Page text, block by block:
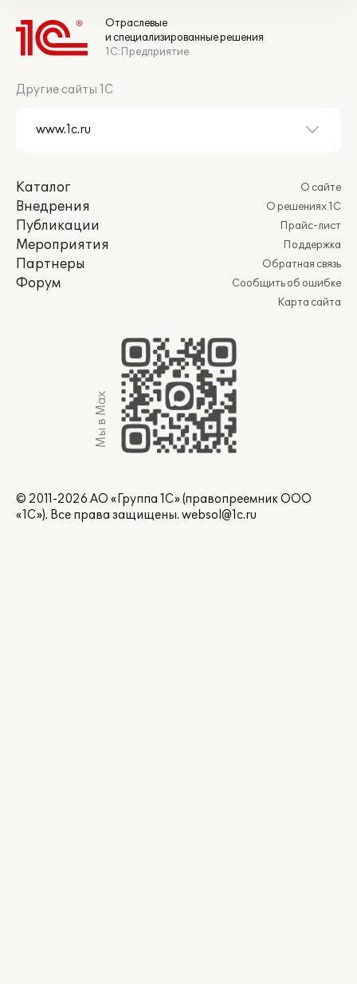
Отраслевые
и специализированные решения
1С:Предприятие
Другие сайты 1С
Каталог
Внедрения
Публикации
Мероприятия
Партнеры
Форум
О сайте
О решениях 1С
Прайс-лист
Поддержка
Обратная связь
Сообщить об ошибке
Карта сайта
Мы в Max
© 2011-2026 АО «Группа 1С» (правопреемник ООО
«1С»). Все права защищены. websol@1c.ru